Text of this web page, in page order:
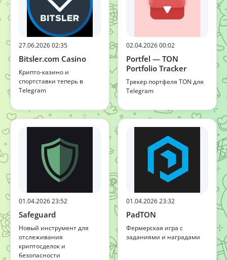
27.06.2026 02:35
Bitsler.com Casino
Крипто-казино и
спортставки теперь в
Telegram
02.04.2026 00:02
Portfel — TON
Portfolio Tracker
Трекер портфеля TON для
Telegram
01.04.2026 23:52
Safeguard
Новый инструмент для
отслеживания
криптосделок и
безопасности
01.04.2026 23:32
PadTON
Фермерская игра с
заданиями и наградами